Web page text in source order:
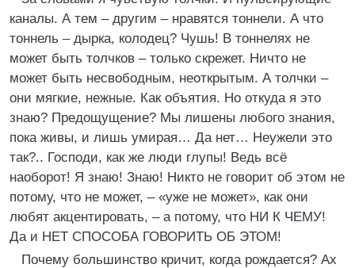
каналы. А тем – другим – нравятся тоннели. А что
тоннель – дырка, колодец? Чушь! В тоннелях не
может быть толчков – только скрежет. Ничто не
может быть несвободным, неоткрытым. А толчки –
они мягкие, нежные. Как объятия. Но откуда я это
знаю? Предощущение? Мы лишены любого знания,
пока живы, и лишь умирая… Да нет… Неужели это
так?.. Господи, как же люди глупы! Ведь всё
наоборот! Я знаю! Знаю! Никто не говорит об этом не
потому, что не может, – «уже не может», как они
любят акцентировать, – а потому, что НИ К ЧЕМУ!
Да и НЕТ СПОСОБА ГОВОРИТЬ ОБ ЭТОМ!
Почему большинство кричит, когда рождается? Ах